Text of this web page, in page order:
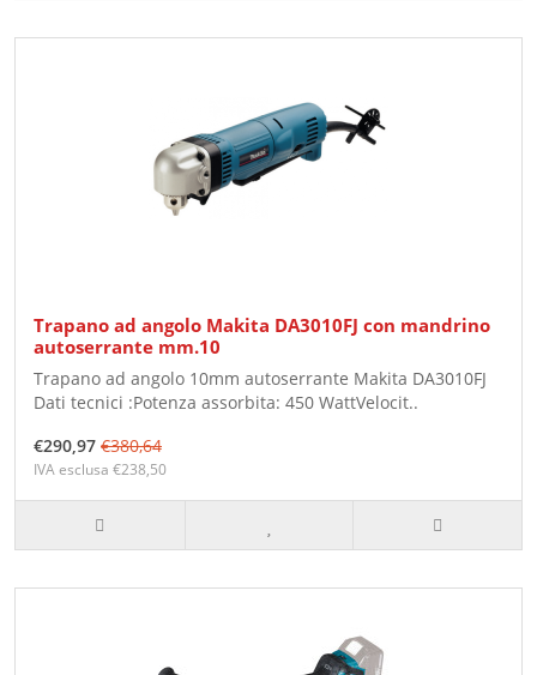
Trapano ad angolo Makita DA3010FJ con mandrino
autoserrante mm.10
Trapano ad angolo 10mm autoserrante Makita DA3010FJ
Dati tecnici :Potenza assorbita: 450 WattVelocit..
€290,97 €380,64
IVA esclusa €238,50